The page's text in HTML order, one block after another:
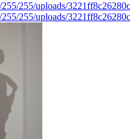
255/uploads/
255/uploads/